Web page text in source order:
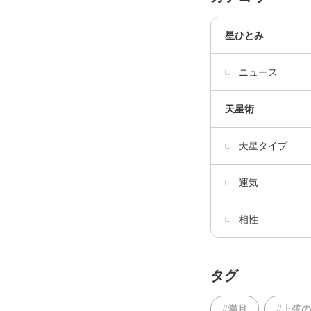
星ひとみ
ニュース
天星術
天星タイプ
運気
相性
タグ